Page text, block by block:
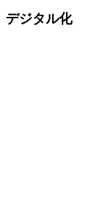
デジタル化